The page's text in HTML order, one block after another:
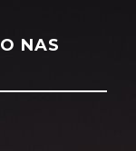
O NAS